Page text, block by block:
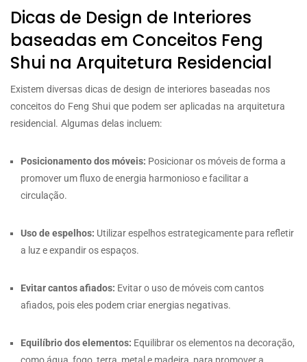
Dicas de Design de Interiores
baseadas em Conceitos Feng
Shui na Arquitetura Residencial
Existem diversas dicas de design de interiores baseadas nos
conceitos do Feng Shui que podem ser aplicadas na arquitetura
residencial. Algumas delas incluem:
Posicionamento dos móveis: Posicionar os móveis de forma a
promover um fluxo de energia harmonioso e facilitar a
circulação.
Uso de espelhos: Utilizar espelhos estrategicamente para refletir
a luz e expandir os espaços.
Evitar cantos afiados: Evitar o uso de móveis com cantos
afiados, pois eles podem criar energias negativas.
Equilíbrio dos elementos: Equilibrar os elementos na decoração,